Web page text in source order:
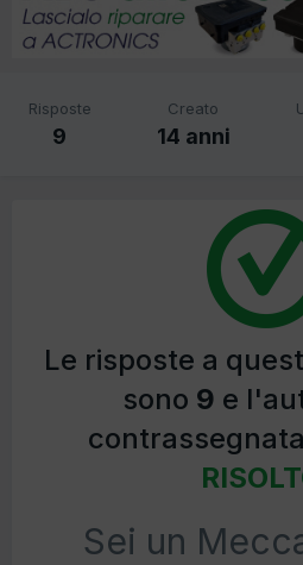
Risposte
9
Creato
14 anni
Le risposte a
sono 9 e
Sei un